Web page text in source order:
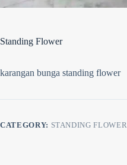
Standing Flower
karangan bunga standing flower
CATEGORY: STANDING FLOWER